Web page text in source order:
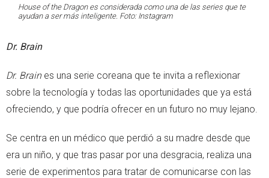
House of the Dragon es considerada como una de las series que te
ayudan a ser más inteligente. Foto: Instagram
Dr. Brain
Dr. Brain es una serie coreana que te invita a reflexionar
sobre la tecnología y todas las oportunidades que ya está
ofreciendo, y que podría ofrecer en un futuro no muy lejano.
Se centra en un médico que perdió a su madre desde que
era un niño, y que tras pasar por una desgracia, realiza una
serie de experimentos para tratar de comunicarse con las